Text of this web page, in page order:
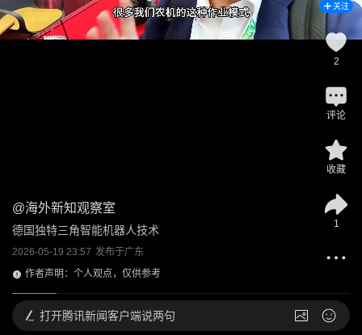
@海外新知观察室
德国独特三角智能机器人技术
2026-05-19 23:57 发布于广东
作者声明：个人观点，仅供参考
关注
2
评论
收藏
1
打开腾讯新闻客户端说两句